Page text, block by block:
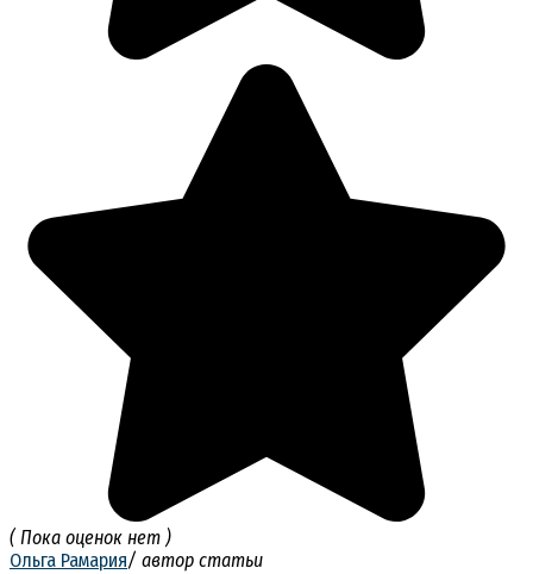
( Пока оценок нет )
Ольга Рамария/ автор статьи